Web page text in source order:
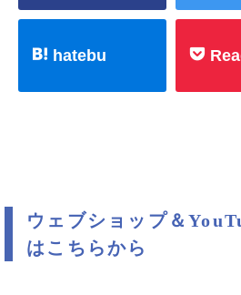
hatebu
ウェブショップ＆
はこちらから